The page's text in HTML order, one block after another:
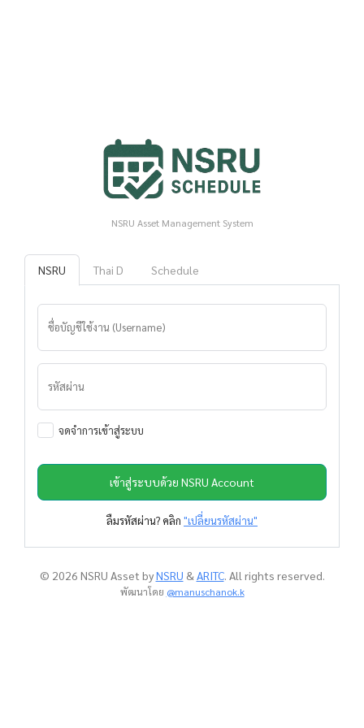
NSRU Asset Management System
NSRU Thai D Schedule
ชื่อบัญชีใช้งาน (Username)
รหัสผ่าน
จดจำการเข้าสู่ระบบ
เข้าสู่ระบบด้วย NSRU Account
ลืมรหัสผ่าน? คลิก "เปลี่ยนรหัสผ่าน"
© 2026 NSRU Asset byNSRU & ARITC. All rights reserved.
พัฒนาโดย @manuschanok.k